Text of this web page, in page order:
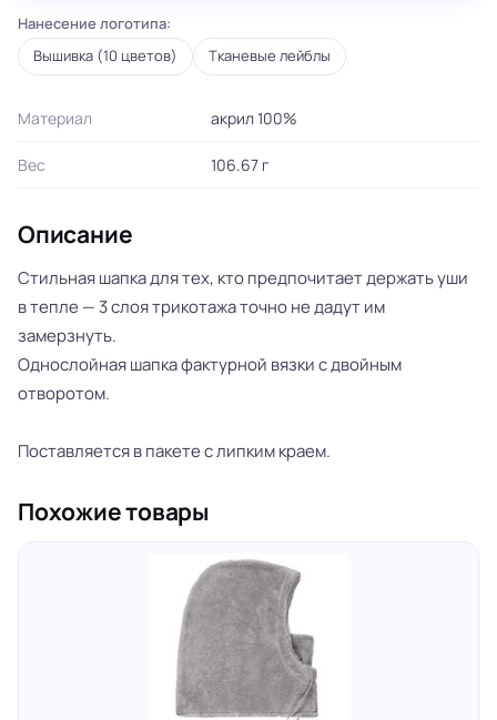
Нанесение логотипа:
Вышивка (10 цветов) Тканевые лейблы
Материал акрил 100%
Вес 106.67 г
Описание
Стильная шапка для тех, кто предпочитает держать уши
в тепле — 3 слоя трикотажа точно не дадут им
замерзнуть.
Однослойная шапка фактурной вязки с двойным
отворотом.
Поставляется в пакете с липким краем.
Похожие товары